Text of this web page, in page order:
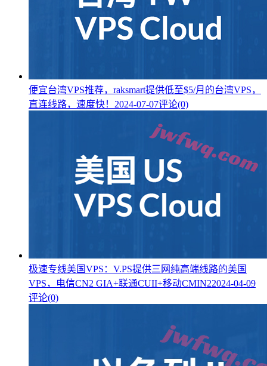
便宜台湾VPS推荐，raksmart提供低至$5/月的台湾VPS，
直连线路，速度快！ 2024-07-07评论(0)
极速专线美国VPS：V.PS提供三网纯高端线路的美国
VPS，电信CN2 GIA+联通CUII+移动CMIN22024-04-09
评论(0)